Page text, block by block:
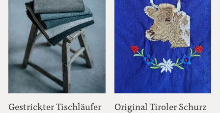
Gestrickter Tischläufer
Original Tiroler Schurz